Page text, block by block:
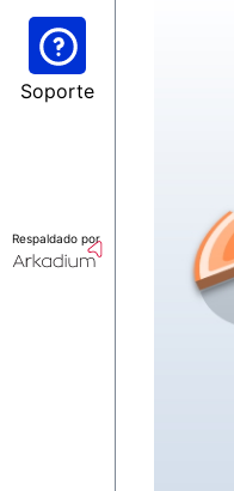
Soporte
Respaldado por